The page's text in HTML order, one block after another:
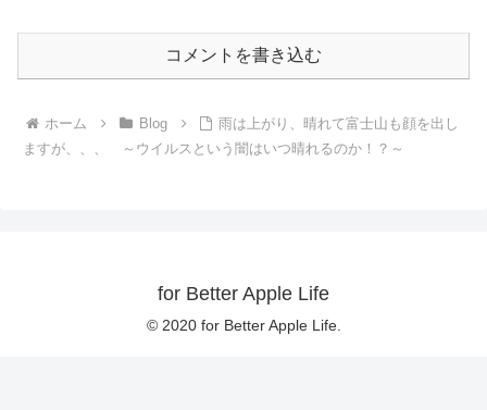
コメントを書き込む
ホーム Blog
雨は上がり、晴れて富士山も顔を出し
ますが、、、 ～ウイルスという闇はいつ晴れるのか！？～
for Better Apple Life
© 2020 for Better Apple Life.